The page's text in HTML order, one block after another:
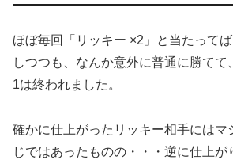
ほぼ毎回「リッキー ×2」と当たって
しつつも、なんか意外に普通に勝てて
1は終われました。
確かに仕上がったリッキー相手にはマ
じではあったものの・・・逆に仕上が